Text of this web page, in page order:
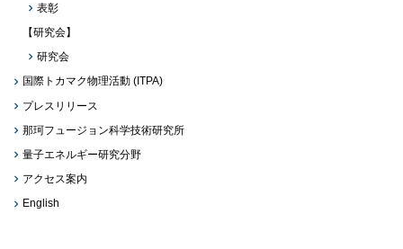
表彰
【研究会】
研究会
国際トカマク物理活動 (ITPA)
プレスリリース
那珂フュージョン科学技術研究所
量子エネルギー研究分野
アクセス案内
English